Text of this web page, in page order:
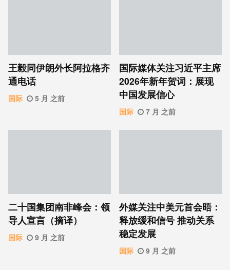
王毅同伊朗外长阿拉格齐
通电话
国际 5 月 之前
国际媒体关注习近平主席
2026年新年贺词：展现
中国发展信心
国际 7 月 之前
二十国集团南非峰会：领
导人宣言（摘译）
国际 9 月 之前
外媒关注中美元首会晤：
释放缓和信号 推动关系
稳定发展
国际 9 月 之前